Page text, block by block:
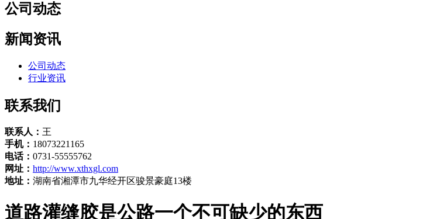
公司动态
新闻资讯
公司动态
行业资讯
联系我们
联系人： 王
手机： 18073221165
电话： 0731-55555762
网址： http://www.xthxgl.com
地址： 湖南省湘潭市九华经开区骏景豪庭13楼
道路灌缝胶是公路一个不可缺少的东西